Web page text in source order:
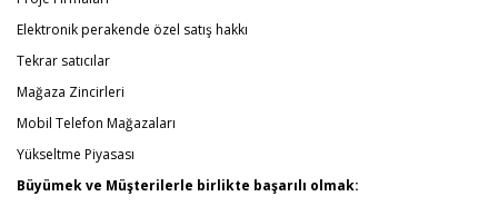
Elektronik perakende özel satış hakkı
Tekrar satıcılar
Mağaza Zincirleri
Mobil Telefon Mağazaları
Yükseltme Piyasası
Büyümek ve Müşterilerle birlikte başarılı olmak: